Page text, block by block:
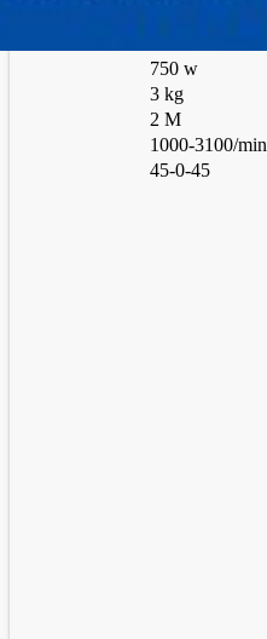
750 w
3 kg
2 M
1000-3100/min
45-0-45